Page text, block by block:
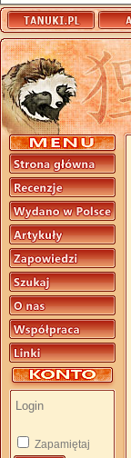
Zapamiętaj